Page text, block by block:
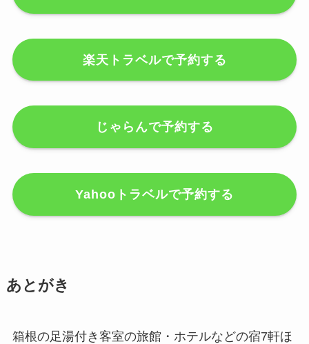
楽天トラベルで予約する
じゃらんで予約する
Yahooトラベルで予約する
あとがき
箱根の足湯付き客室の旅館・ホテルなどの宿7軒ほ